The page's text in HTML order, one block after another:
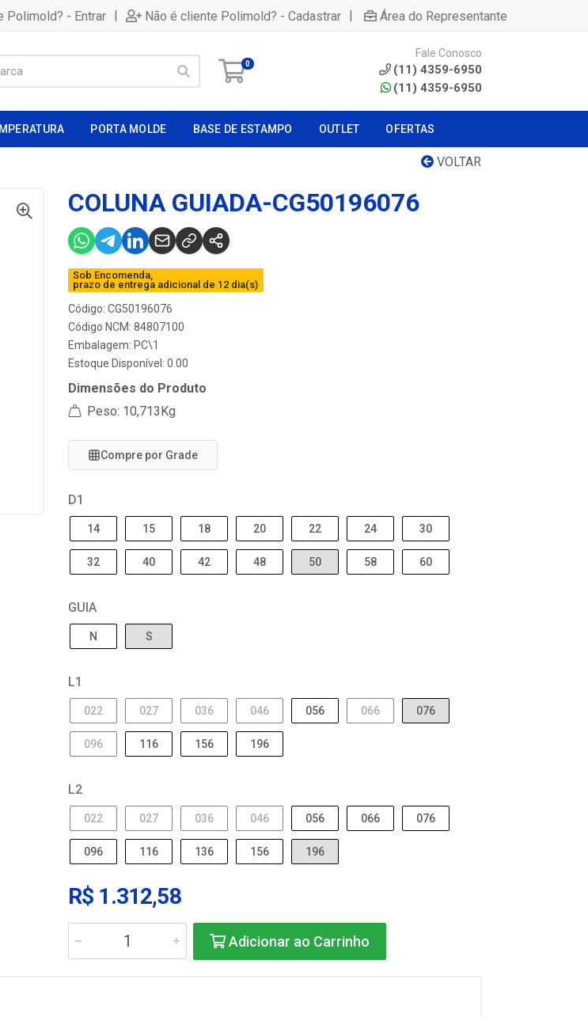
Polimold? - Entrar | Não é cliente Polimold? - Cadastrar | Área do Representante
0
Fale Conosco
(11) 4359-6950
(11) 4359-6950
PORTA MOLDE BASE DE ESTAMPO OUTLET OFERTAS
VOLTAR
COLUNA GUIADA-CG50196076
Sob Encomenda,
prazo de entrega adicional de 12 dia(s)
Código: CG50196076
Código NCM: 84807100
Embalagem: PC\1
Estoque Disponível: 0.00
Dimensões do Produto
Peso: 10,713Kg
Compre por Grade
D1
14 15 18 20 22 24 30
32 40 42 48 50 58 60
GUIA
N S
L1
022 027 036 046 056 066 076
096 116 156 196
L2
022 027 036 046 056 066 076
096 116 136 156 196
R$ 1.312,58
Adicionar ao Carrinho